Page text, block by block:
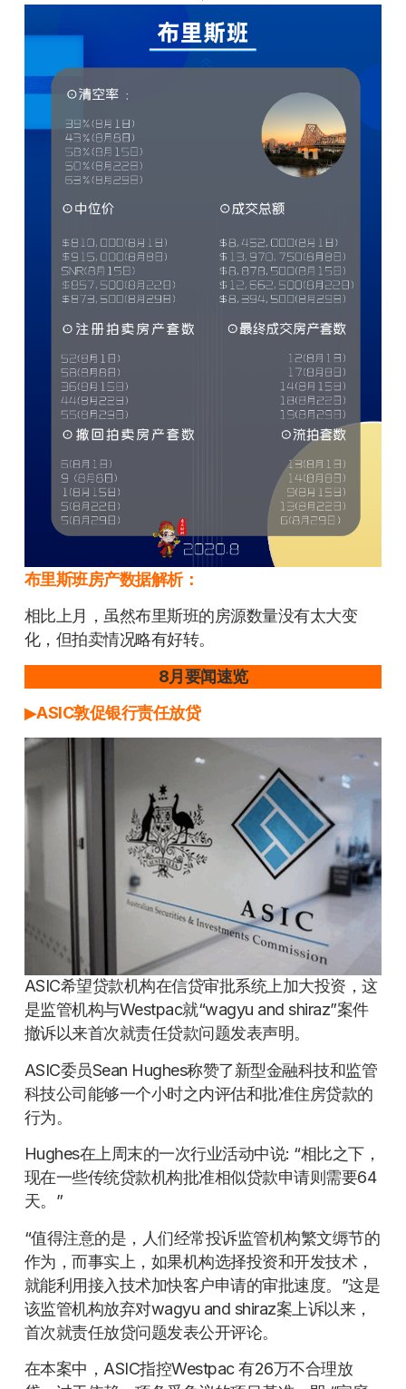
布里斯班房产数据解析：
相比上月，虽然布里斯班的房源数量没有太大变
化，但拍卖情况略有好转。
8月要闻速览
▶ASIC敦促银行责任放贷
ASIC希望贷款机构在信贷审批系统上加大投资，这
是监管机构与Westpac就“wagyu and shiraz”案件
撤诉以来首次就责任贷款问题发表声明。
ASIC委员Sean Hughes称赞了新型金融科技和监管
科技公司能够一个小时之内评估和批准住房贷款的
行为。
Hughes在上周末的一次行业活动中说: “相比之下，
现在一些传统贷款机构批准相似贷款申请则需要64
天。”
“值得注意的是，人们经常投诉监管机构繁文缛节的
作为，而事实上，如果机构选择投资和开发技术，
就能利用接入技术加快客户申请的审批速度。”这是
该监管机构放弃对wagyu and shiraz案上诉以来，
首次就责任放贷问题发表公开评论。
在本案中，ASIC指控Westpac 有26万不合理放